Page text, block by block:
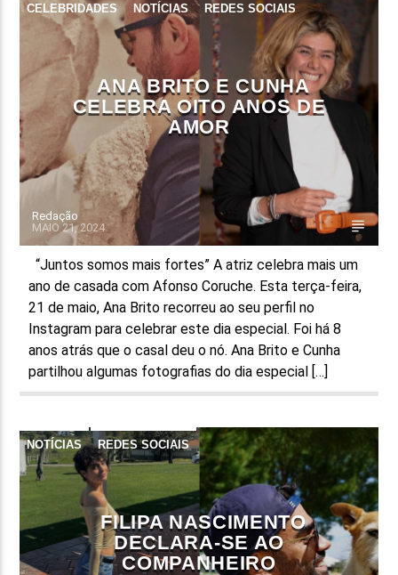
FAIXA ATUAL
TÍTULO
ARTISTA
ON FM
CELEBRIDADES NOTÍCIAS REDES SOCIAIS
ANA BRITO E CUNHA
CELEBRA OITO ANOS DE
AMOR
Redação
MAIO 21, 2024
“Juntos somos mais fortes” A atriz celebra mais um
ano de casada com Afonso Coruche. Esta terça-feira,
21 de maio, Ana Brito recorreu ao seu perfil no
Instagram para celebrar este dia especial. Foi há 8
anos atrás que o casal deu o nó. Ana Brito e Cunha
partilhou algumas fotografias do dia especial […]
NOTÍCIAS REDES SOCIAIS
FILIPA NASCIMENTO
DECLARA-SE AO
COMPANHEIRO